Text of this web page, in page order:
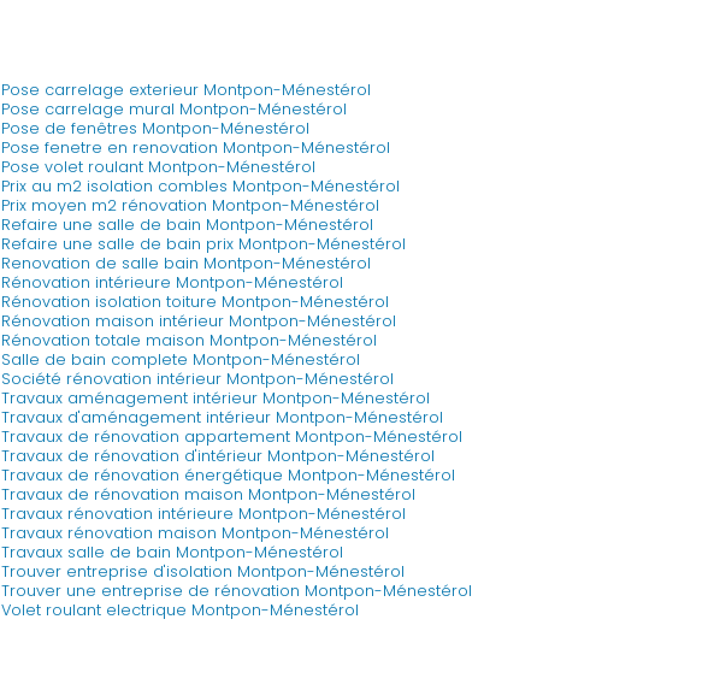
Pose carrelage exterieur Montpon-Ménestérol
Pose carrelage mural Montpon-Ménestérol
Pose de fenêtres Montpon-Ménestérol
Pose fenetre en renovation Montpon-Ménestérol
Pose volet roulant Montpon-Ménestérol
Prix au m2 isolation combles Montpon-Ménestérol
Prix moyen m2 rénovation Montpon-Ménestérol
Refaire une salle de bain Montpon-Ménestérol
Refaire une salle de bain prix Montpon-Ménestérol
Renovation de salle bain Montpon-Ménestérol
Rénovation intérieure Montpon-Ménestérol
Rénovation isolation toiture Montpon-Ménestérol
Rénovation maison intérieur Montpon-Ménestérol
Rénovation totale maison Montpon-Ménestérol
Salle de bain complete Montpon-Ménestérol
Société rénovation intérieur Montpon-Ménestérol
Travaux aménagement intérieur Montpon-Ménestérol
Travaux d'aménagement intérieur Montpon-Ménestérol
Travaux de rénovation appartement Montpon-Ménestérol
Travaux de rénovation d'intérieur Montpon-Ménestérol
Travaux de rénovation énergétique Montpon-Ménestérol
Travaux de rénovation maison Montpon-Ménestérol
Travaux rénovation intérieure Montpon-Ménestérol
Travaux rénovation maison Montpon-Ménestérol
Travaux salle de bain Montpon-Ménestérol
Trouver entreprise d'isolation Montpon-Ménestérol
Trouver une entreprise de rénovation Montpon-Ménestérol
Volet roulant electrique Montpon-Ménestérol